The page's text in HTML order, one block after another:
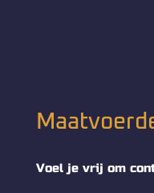
Voel je vrij om